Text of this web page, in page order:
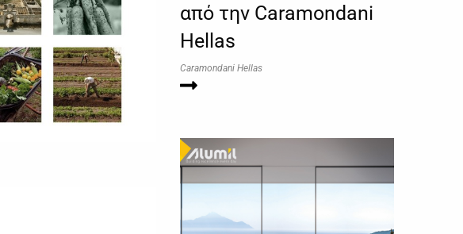
από την Caramondani
Hellas
Caramondani Hellas